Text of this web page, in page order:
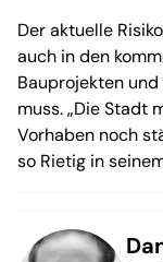
Der aktuelle
auch in den
Bauprojekten
muss. „Die Stadt
Vorhaben noch
so Rietig in